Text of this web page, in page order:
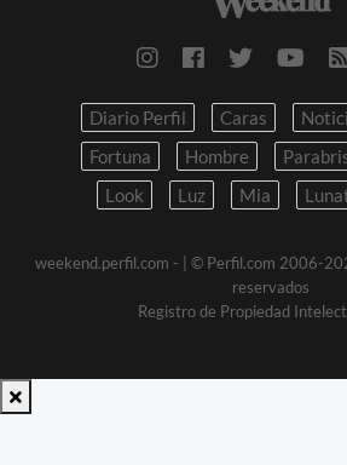
Diario Perfil Caras
Fortuna
Hombre
Look
Luz Mia
weekend.perfil.com -
| © Perfil.com 2006-
reservados
Registro de Propiedad